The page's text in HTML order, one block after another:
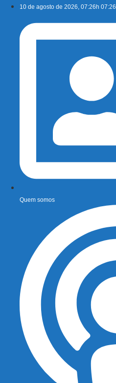
conteúdo
10 de agosto de 2026, 07:26h 07:26
Quem somos